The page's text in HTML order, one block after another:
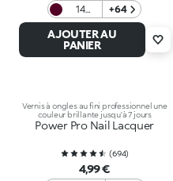
14
Rouge
Noir
+64
AJOUTER AU
PANIER
Vernis à ongles au fini professionnel une
couleur brillante jusqu’à 7 jours
Power Pro Nail Lacquer
(694)
4,99 €